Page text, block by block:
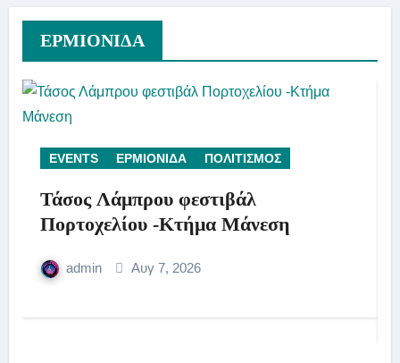
ΕΡΜΙΟΝΙΔΑ
EVENTS ΕΡΜΙΟΝΙΔΑ ΠΟΛΙΤΙΣΜΟΣ
Τάσος Λάμπρου φεστιβάλ
Πορτοχελίου -Κτήμα Μάνεση
admin Αυγ 7, 2026